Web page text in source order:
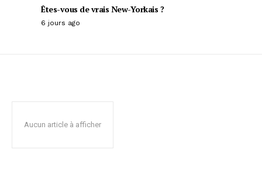
Êtes-vous de vrais New-Yorkais ?
6 jours ago
Aucun article à afficher